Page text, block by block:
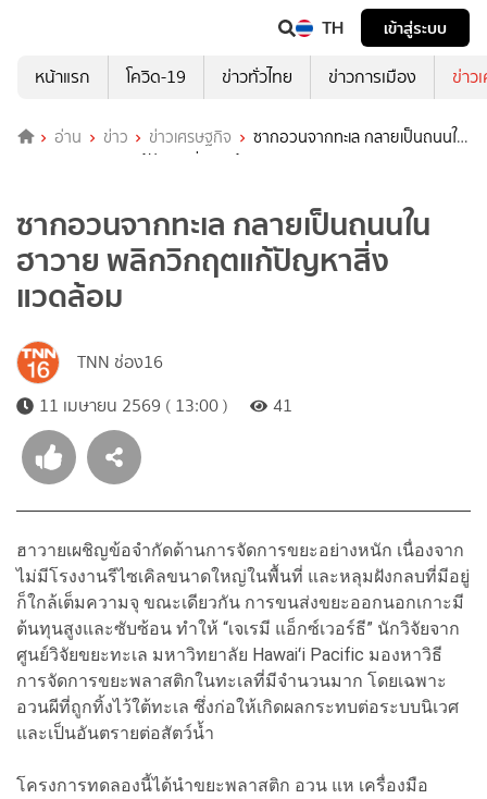
TH
เข้าสู่ระบบ
หน้าแรก
โควิด-19 ข่าวทั่วไทย ข่าวการเมือง ข่าว
อ่าน ข่าว ข่าวเศรษฐกิจ
ซากอวนจากทะเล กลายเป็นถนนใน
ฮาวาย พลิกวิกฤตแก้ปัญหาสิ่งแวดล้อม
ซากอวนจากทะเล กลายเป็นถนนใน
ฮาวาย พลิกวิกฤตแก้ปัญหาสิ่ง
แวดล้อม
TNN ช่อง16
11 เมษายน 2569 ( 13:00 )
41
ฮาวายเผชิญข้อจำกัดด้านการจัดการขยะอย่างหนัก เนื่องจาก
ไม่มีโรงงานรีไซเคิลขนาดใหญ่ในพื้นที่ และหลุมฝังกลบที่มีอยู่
ก็ใกล้เต็มความจุ ขณะเดียวกัน การขนส่งขยะออกนอกเกาะมี
ต้นทุนสูงและซับซ้อน ทำให้ “เจเรมี แอ็กซ์เวอร์ธี” นักวิจัยจาก
ศูนย์วิจัยขยะทะเล มหาวิทยาลัย Hawaiʻi Pacific มองหาวิธี
การจัดการขยะพลาสติกในทะเลที่มีจำนวนมาก โดยเฉพาะ
อวนผีที่ถูกทิ้งไว้ใต้ทะเล ซึ่งก่อให้เกิดผลกระทบต่อระบบนิเวศ
และเป็นอันตรายต่อสัตว์น้ำ
โครงการทดลองนี้ได้นำขยะพลาสติก อวน แห เครื่องมือ